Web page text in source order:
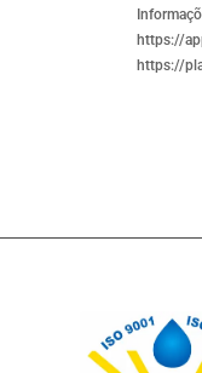
https://
https://